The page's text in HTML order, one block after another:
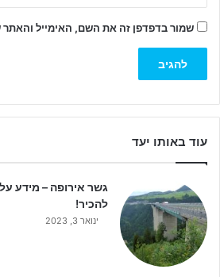
שמור בדפדפן זה את השם, האימייל
עוד באותו יעד
גשר אירופה – מידע
להכיר!
ינואר 3, 2023